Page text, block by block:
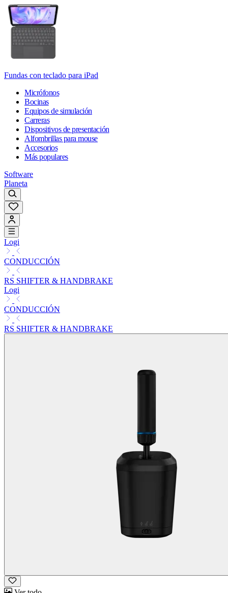
Fundas con teclado para iPad
Micrófonos
Bocinas
Equipos de simulación
Carreras
Dispositivos de presentación
Alfombrillas para mouse
Accesorios
Más populares
Software
Planeta
Logi
CONDUCCIÓN
RS SHIFTER & HANDBRAKE
Logi
CONDUCCIÓN
RS SHIFTER & HANDBRAKE